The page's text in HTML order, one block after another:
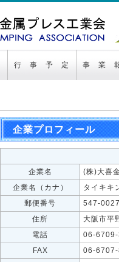
行 事 予 定 事 業
企業プロフィール
企業名
(株)大喜
企業名（カナ）
タイキキ
郵便番号
547-
住所
大阪市平
電話
06-
FAX
06-